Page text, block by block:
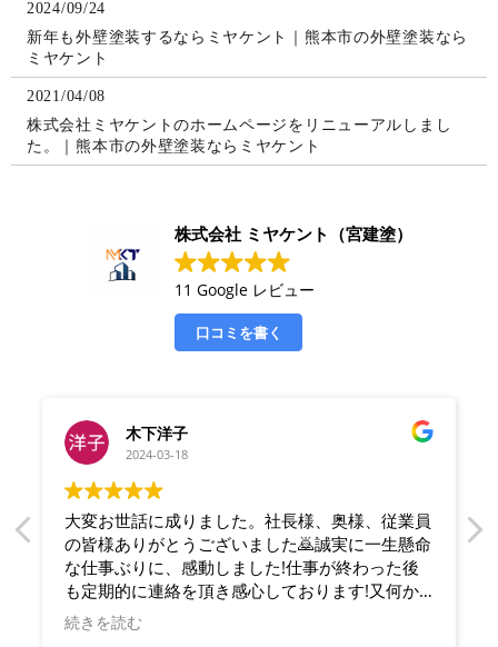
2024/09/24
新年も外壁塗装するならミヤケント｜熊本市の外壁塗装なら
ミヤケント
2021/04/08
株式会社ミヤケントのホームページをリニューアルしまし
た。｜熊本市の外壁塗装ならミヤケント
株式会社 ミヤケント（宮建塗）
11 Google レビュー
口コミを書く
木下洋子
2024-03-18
大変お世話に成りました。社長様、奥様、従業員
の皆様ありがとうございました🙇誠実に一生懸命
な仕事ぶりに、感動しました!仕事が終わった後
も定期的に連絡を頂き感心しております!又何か
ありましたら宜しくお願い致します宮塗装様が
益々発展されます事をお祈り申し上げます。あり
続きを読む